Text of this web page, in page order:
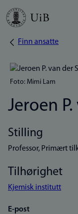
Hopp
Finn ansatte
Foto: Mimi Lam
Jeroen
Stilling
Professor, Primært
Tilhørighet
Kjemisk institutt
E-post